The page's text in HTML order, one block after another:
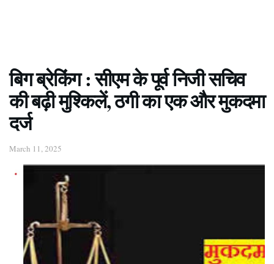
बिग ब्रेकिंग : सीएम के पूर्व निजी सचिव
की बढ़ी मुश्किलें, ठगी का एक और मुकदमा
दर्ज
March 11, 2025